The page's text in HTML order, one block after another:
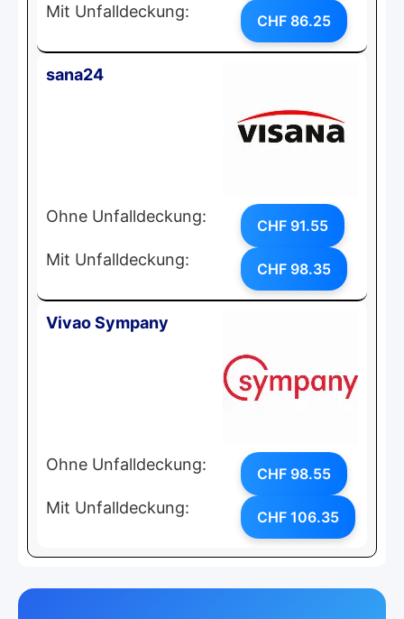
Mit Unfalldeckung: CHF 86.25
sana24
Ohne Unfalldeckung: CHF 91.55
Mit Unfalldeckung: CHF 98.35
Vivao Sympany
Ohne Unfalldeckung: CHF 98.55
Mit Unfalldeckung: CHF 106.35